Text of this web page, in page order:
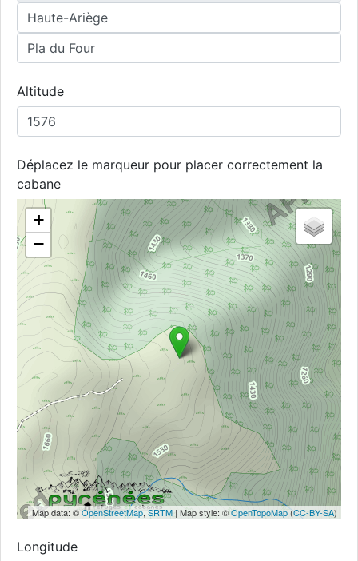
Altitude
Déplacez le marqueur pour placer correctement la
cabane
+
−
Map data: ©OpenStreetMap,SRTM | Map style: ©OpenTopoMap(CC-BY-SA)
Longitude